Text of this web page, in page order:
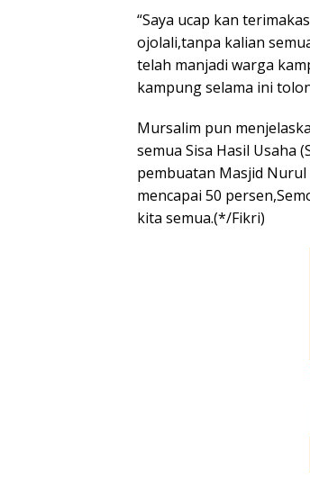
“Saya ucap kan
ojolali,tanpa kalian
telah manjadi warga
kampung selama ini
Mursalim pun
semua Sisa Hasil Usaha
pembuatan Masjid
mencapai 50
kita semua.(*/Fikri)